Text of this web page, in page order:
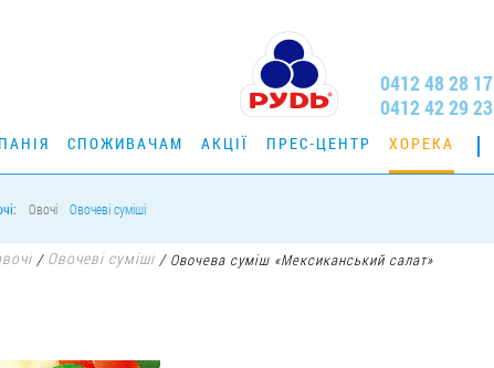
0412 48 28 17
0412 42 29 23
СПОЖИВАЧАМ АКЦІЇ ПРЕС-ЦЕНТР ХОРЕКА
Овочі Овочеві суміші
/ Овочеві суміші /Овочева суміш «Мексиканський салат»